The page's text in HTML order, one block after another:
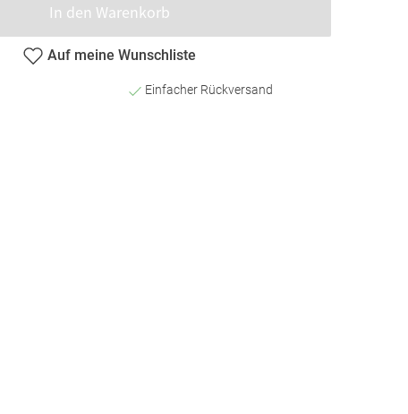
In den Warenkorb
Auf meine Wunschliste
Einfacher Rückversand